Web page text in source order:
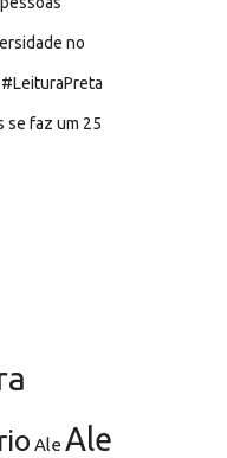
no
se faz um 25
Ale Ale